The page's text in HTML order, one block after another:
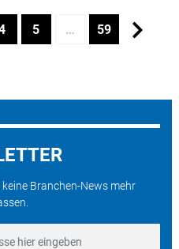
5 … 59
Branchen-News mehr